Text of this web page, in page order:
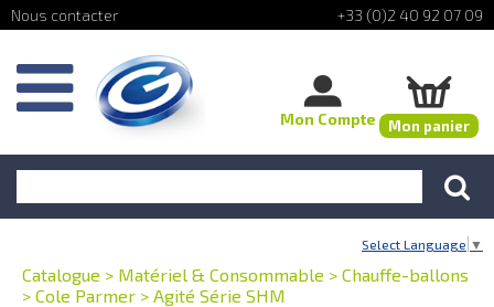
+33 (0)2 40 92 07 09
Mon Compte Mon panier
Select Language ▼
Catalogue > Matériel & Consommable > Chauffe-ballons
> Cole Parmer > Agité Série SHM